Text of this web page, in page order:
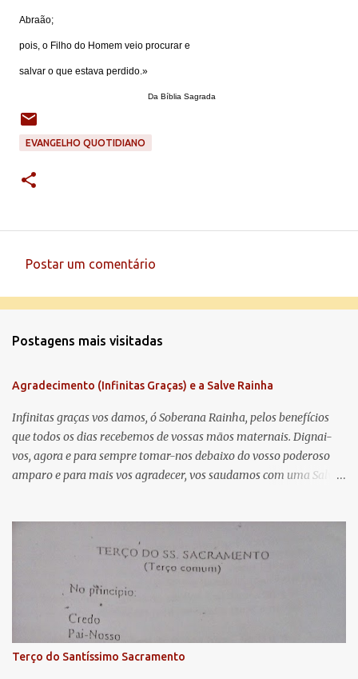
Abraão;
pois, o Filho do Homem veio procurar e
salvar o que estava perdido.»
Da Bíblia Sagrada
EVANGELHO QUOTIDIANO
e
t
á
r
i
o
Postar um comentário
Postagens mais visitadas
Agradecimento (Infinitas Graças) e a Salve Rainha
Infinitas graças vos damos, ó Soberana Rainha, pelos benefícios
que todos os dias recebemos de vossas mãos maternais. Dignai-
vos, agora e para sempre tomar-nos debaixo do vosso poderoso
amparo e para mais vos agradecer, vos saudamos com uma Salve
lágrimas. Eia, pois, Advogada nossa, estes vossos olhos
misericordiosos a nós volvei, e depois deste desterro, mostrai-nos
Jesus. Bendito é o fruto do vosso ventre, ó clemente, ó piedosa, ó
doce e sempre Virgem Maria. Rogai por nós Santa Mãe de Deus.
Para que sejamos dignos das promessas de Cristo. Amém.
Terço do Santíssimo Sacramento